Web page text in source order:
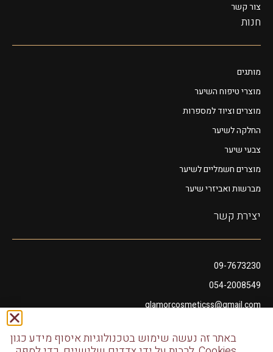
צור קשר
חנות
מותגים
מוצרי טיפוח השיער
מוצרים וציוד למספרות
החלקה לשיער
צבעי שיער
מוצרים חשמליים לשיער
מברשות ואביזרי שיער
יצירת קשר
09-7673230
054-2008549
glamorcosmeticss@gmail.com
דודו דותן 10, נתניהבאתר זה נעשה שימוש בטכנולוגיות איסוף מידע כגון